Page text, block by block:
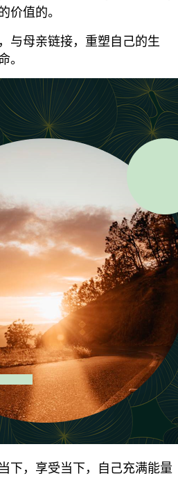
价值的。
与母亲链接，重塑自己的生
。
下，享受当下，自己充满能量